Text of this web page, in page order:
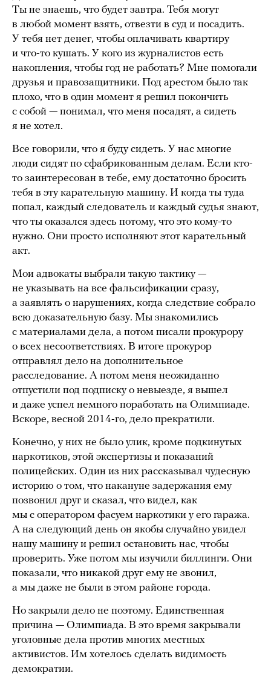
Ты не знаешь, что будет завтра. Тебя могут
в любой момент взять, отвезти в суд и посадить.
У тебя нет денег, чтобы оплачивать квартиру
и что-то кушать. У кого из журналистов есть
накопления, чтобы год не работать? Мне помогали
друзья и правозащитники. Под арестом было так
плохо, что в один момент я решил покончить
с собой — понимал, что меня посадят, а сидеть
я не хотел.
Все говорили, что я буду сидеть. У нас многие
люди сидят по сфабрикованным делам. Если кто-
то заинтересован в тебе, ему достаточно бросить
тебя в эту карательную машину. И когда ты туда
попал, каждый следователь и каждый судья знают,
что ты оказался здесь потому, что это кому-то
нужно. Они просто исполняют этот карательный
акт.
Мои адвокаты выбрали такую тактику —
не указывать на все фальсификации сразу,
а заявлять о нарушениях, когда следствие собрало
всю доказательную базу. Мы знакомились
с материалами дела, а потом писали прокурору
о всех несоответствиях. В итоге прокурор
отправлял дело на дополнительное
расследование. А потом меня неожиданно
отпустили под подписку о невыезде, я вышел
и даже успел немного поработать на Олимпиаде.
Вскоре, весной 2014-го, дело прекратили.
Конечно, у них не было улик, кроме подкинутых
наркотиков, этой экспертизы и показаний
полицейских. Один из них рассказывал чудесную
историю о том, что накануне задержания ему
позвонил друг и сказал, что видел, как
мы с оператором фасуем наркотики у его гаража.
А на следующий день он якобы случайно увидел
нашу машину и решил остановить нас, чтобы
проверить. Уже потом мы изучили биллинги. Они
показали, что никакой друг ему не звонил,
а мы даже не были в этом районе города.
Но закрыли дело не поэтому. Единственная
причина — Олимпиада. В это время закрывали
уголовные дела против многих местных
активистов. Им хотелось сделать видимость
демократии.